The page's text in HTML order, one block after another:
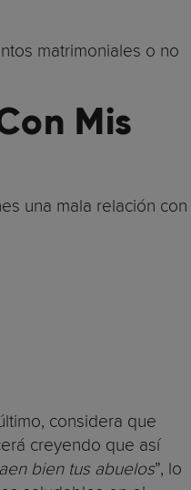
matrimoniales o no
Mis
una mala relación con
considera que
creyendo que así
bien tus abuelos”, lo